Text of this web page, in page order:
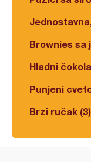
Brownies sa
Hladni
Punjeni
Brzi ručak (3)